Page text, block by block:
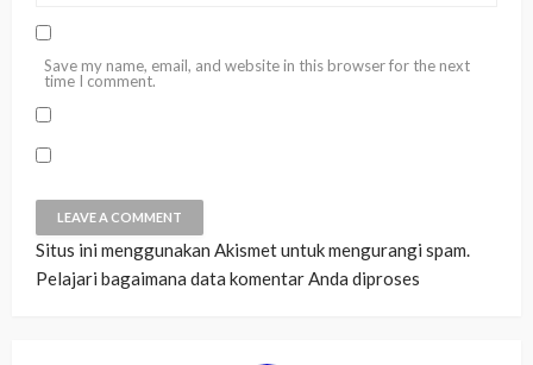
Save my name, email, and website in this browser for the next
time I comment.
Situs ini menggunakan Akismet untuk mengurangi spam.
Pelajari bagaimana data komentar Anda diproses